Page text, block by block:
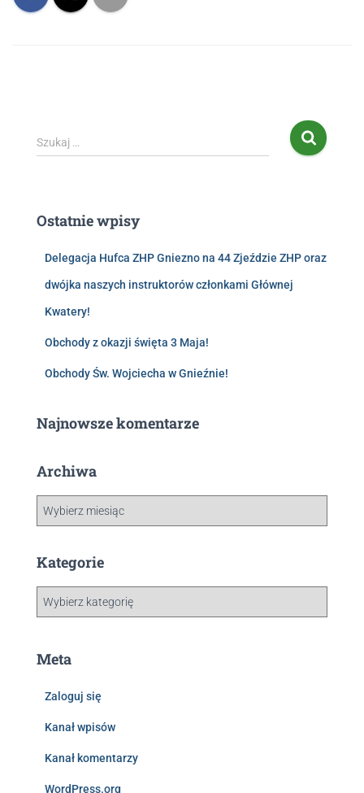
Szukaj …
Ostatnie wpisy
Delegacja Hufca ZHP Gniezno na 44 Zjeździe ZHP oraz
dwójka naszych instruktorów członkami Głównej
Kwatery!
Obchody z okazji święta 3 Maja!
Obchody Św. Wojciecha w Gnieźnie!
Najnowsze komentarze
Archiwa
Kategorie
Meta
Zaloguj się
Kanał wpisów
Kanał komentarzy
WordPress.org